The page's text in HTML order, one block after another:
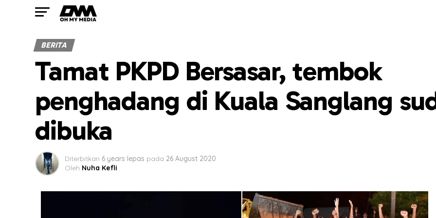
BERITA
Tamat PKPD Bersasar, tembok
penghadang di Kuala Sanglang
dibuka
Diterbitkan 6 years lepas pada 26 August 2020
Oleh Nuha Kefli